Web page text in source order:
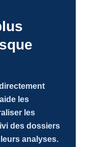
les
les
des dossiers
analyses.